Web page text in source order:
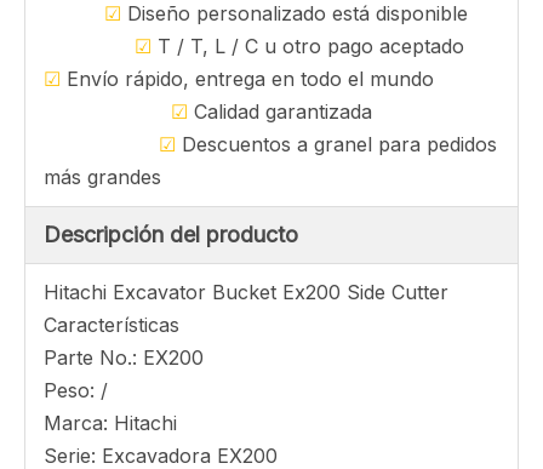
☑ Diseño personalizado está disponible
☑ T / T, L / C u otro pago aceptado
☑ Envío rápido, entrega en todo el mundo
☑ Calidad garantizada
☑ Descuentos a granel para pedidos
más grandes
Descripción del producto
Hitachi Excavator Bucket Ex200 Side Cutter
Características
Parte No.: EX200
Peso: /
Marca: Hitachi
Serie: Excavadora EX200